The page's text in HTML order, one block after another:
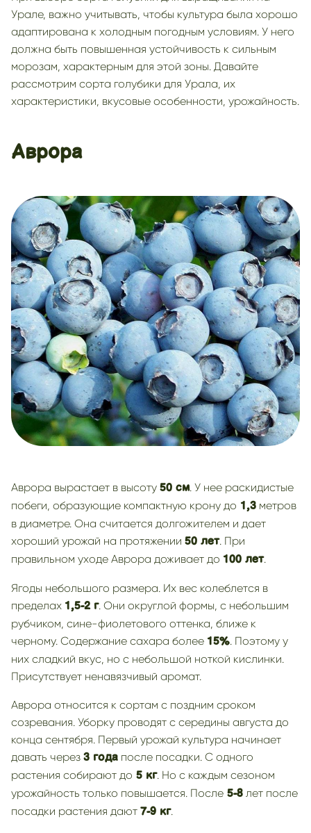
Урале, важно учитывать, чтобы культура была хорошо
адаптирована к холодным погодным условиям. У него
должна быть повышенная устойчивость к сильным
морозам, характерным для этой зоны. Давайте
рассмотрим сорта голубики для Урала, их
характеристики, вкусовые особенности, урожайность.
Аврора
Аврора вырастает в высоту 50 см. У нее раскидистые
побеги, образующие компактную крону до 1,3 метров
в диаметре. Она считается долгожителем и дает
хороший урожай на протяжении 50 лет. При
правильном уходе Аврора доживает до 100 лет.
Ягоды небольшого размера. Их вес колеблется в
пределах 1,5-2 г. Они округлой формы, с небольшим
рубчиком, сине-фиолетового оттенка, ближе к
черному. Содержание сахара более 15%. Поэтому у
них сладкий вкус, но с небольшой ноткой кислинки.
Присутствует ненавязчивый аромат.
Аврора относится к сортам с поздним сроком
созревания. Уборку проводят с середины августа до
конца сентября. Первый урожай культура начинает
давать через 3 года после посадки. С одного
растения собирают до 5 кг. Но с каждым сезоном
урожайность только повышается. После 5-8 лет после
посадки растения дают 7-9 кг.